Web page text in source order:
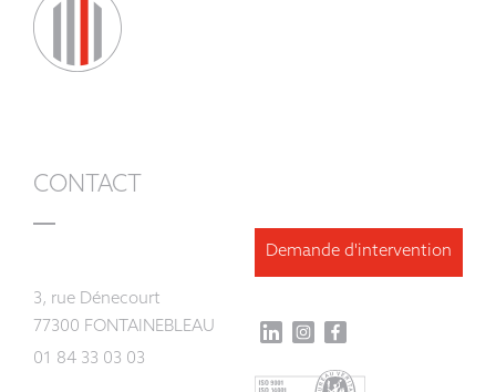
CONTACT
3, rue Dénecourt
77300 FONTAINEBLEAU
01 84 33 03 03
Demande d'intervention